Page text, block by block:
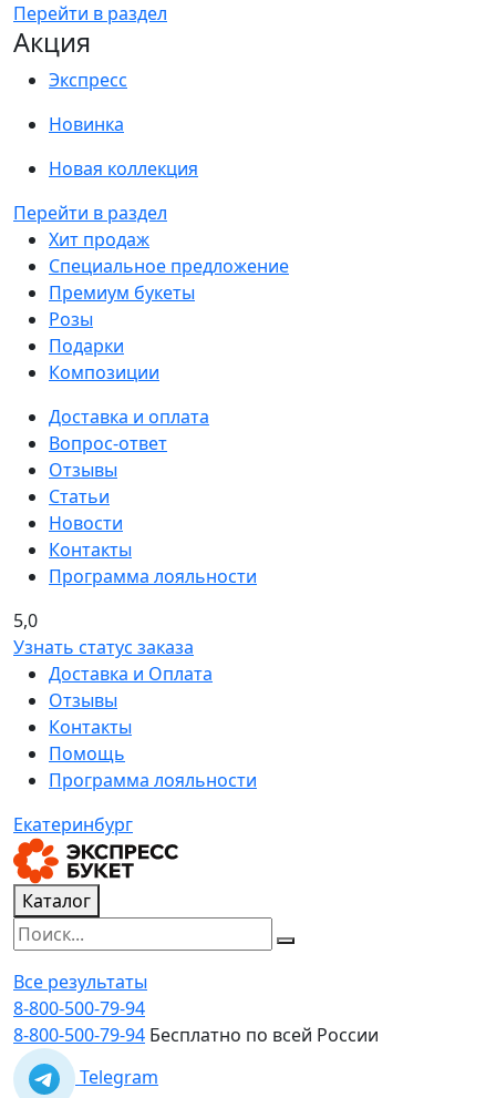
Перейти в раздел
Акция
Экспресс
Новинка
Новая коллекция
Перейти в раздел
Хит продаж
Специальное предложение
Премиум букеты
Розы
Подарки
Композиции
Доставка и оплата
Вопрос-ответ
Отзывы
Статьи
Новости
Контакты
Программа лояльности
5,0
Узнать статус заказа
Доставка и Оплата
Отзывы
Контакты
Помощь
Программа лояльности
Екатеринбург
Каталог
Все результаты
8-800-500-79-94
8-800-500-79-94 Бесплатно по всей России
Telegram